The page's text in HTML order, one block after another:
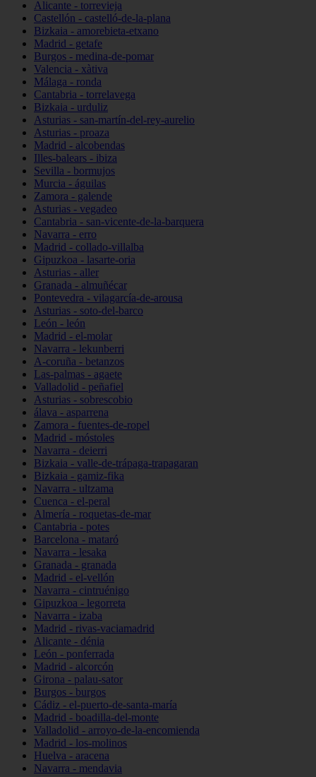
Alicante - torrevieja
Castellón - castelló-de-la-plana
Bizkaia - amorebieta-etxano
Madrid - getafe
Burgos - medina-de-pomar
Valencia - xàtiva
Málaga - ronda
Cantabria - torrelavega
Bizkaia - urduliz
Asturias - san-martín-del-rey-aurelio
Asturias - proaza
Madrid - alcobendas
Illes-balears - ibiza
Sevilla - bormujos
Murcia - águilas
Zamora - galende
Asturias - vegadeo
Cantabria - san-vicente-de-la-barquera
Navarra - erro
Madrid - collado-villalba
Gipuzkoa - lasarte-oria
Asturias - aller
Granada - almuñécar
Pontevedra - vilagarcía-de-arousa
Asturias - soto-del-barco
León - león
Madrid - el-molar
Navarra - lekunberri
A-coruña - betanzos
Las-palmas - agaete
Valladolid - peñafiel
Asturias - sobrescobio
álava - asparrena
Zamora - fuentes-de-ropel
Madrid - móstoles
Navarra - deierri
Bizkaia - valle-de-trápaga-trapagaran
Bizkaia - gamiz-fika
Navarra - ultzama
Cuenca - el-peral
Almería - roquetas-de-mar
Cantabria - potes
Barcelona - mataró
Navarra - lesaka
Granada - granada
Madrid - el-vellón
Navarra - cintruénigo
Gipuzkoa - legorreta
Navarra - izaba
Madrid - rivas-vaciamadrid
Alicante - dénia
León - ponferrada
Madrid - alcorcón
Girona - palau-sator
Burgos - burgos
Cádiz - el-puerto-de-santa-maría
Madrid - boadilla-del-monte
Valladolid - arroyo-de-la-encomienda
Madrid - los-molinos
Huelva - aracena
Navarra - mendavia